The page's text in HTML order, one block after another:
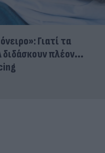
Γιατί τα
πλέον...